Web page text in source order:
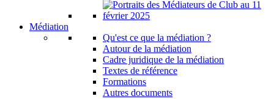
Médiation
Qu'est ce que la médiation ?
Autour de la médiation
Cadre juridique de la médiation
Textes de référence
Formations
Autres documents